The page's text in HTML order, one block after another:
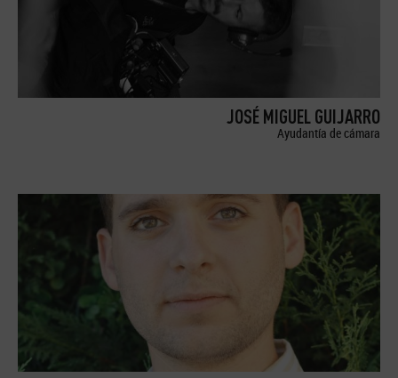
JOSÉ MIGUEL GUIJARRO
Ayudantía de cámara